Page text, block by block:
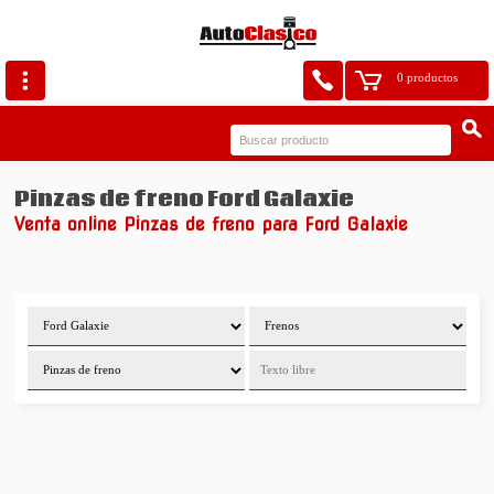
0 productos
Pinzas de freno Ford Galaxie
Venta online Pinzas de freno para Ford Galaxie